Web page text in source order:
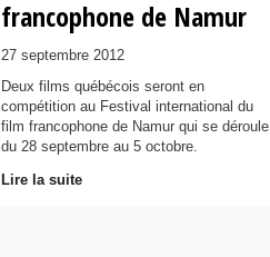
francophone de Namur
27 septembre 2012
Deux films québécois seront en
compétition au Festival international du
film francophone de Namur qui se déroule
du 28 septembre au 5 octobre.
Lire la suite